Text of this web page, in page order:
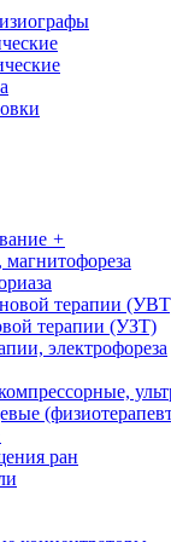
+
терапии
терапии (УЗТ)
электрофореза
ран